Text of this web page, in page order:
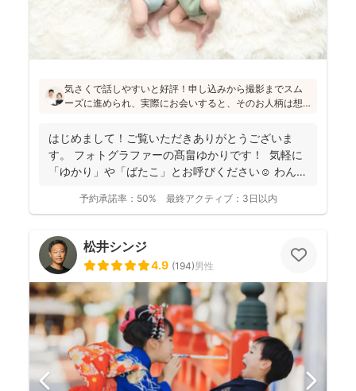
気さくで話しやすいと好評！申し込みから撮影までスム
ーズに進められ、実際にお会いすると、そのお人柄は想
フォトの研修をしっかり受講され、ウェディング業界経
験もあり、赤ちゃんから大人まで安心してお写りいただ
けます♪
はじめまして！ご覧いただきありがとうございま
す。 フォトグラファーの髙畠ゆかりです！ 気軽に
「ゆかり」や「ばたこ」とお呼びください☺︎ わんぱ
予約承諾率： 50% 最終アクティブ： 3日以内
松井シンジ
4.9 (194)男性